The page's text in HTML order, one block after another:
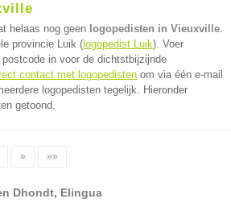
helaas nog geen logopedisten in Vieuxville.
provincie Luik ( logopedist Luik). Voer
postcode in voor de dichtstbijzijnde
contact met logopedisten om via één e-mail
logopedisten tegelijk. Hieronder
getoond.
» »»
Dhondt, Elingua